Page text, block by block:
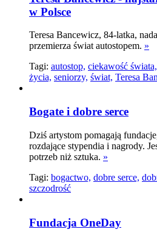
w Polsce
Teresa Bancewicz, 84-latka,
przemierza świat autostopem. »
Tagi: autostop, ciekawość świata,
życia, seniorzy, świat, Teresa
Bogate i dobre serce
Dziś artystom pomagają
rozdające stypendia i nagrody.
potrzeb niż sztuka. »
Tagi: bogactwo, dobre serce,
szczodrość
Fundacja OneDay